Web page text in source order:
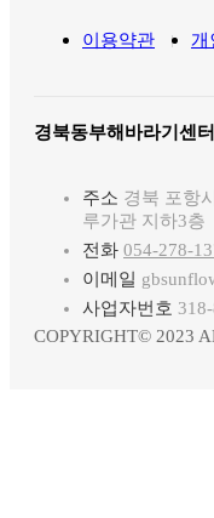
이용약관 개
경북동부해바라기센터
주소 경북 포항
루가관 지하3층
전화 054-278-
이메일
사업자번호
COPYRIGHT© 2023